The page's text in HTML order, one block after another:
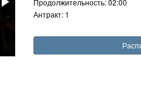
Продолжительность: 02:00
Антракт: 1